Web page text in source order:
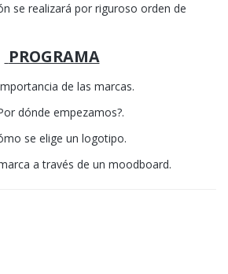
se realizará por riguroso orden de
PROGRAMA
de las marcas.
dónde empezamos?.
se elige un logotipo.
a través de un moodboard.